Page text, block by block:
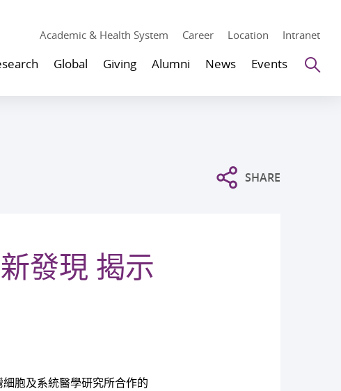
Academic & Health System Career Location Intranet
Global Giving Alumni News Events
SHARE
發現 揭示
胞及系統醫學研究所合作的